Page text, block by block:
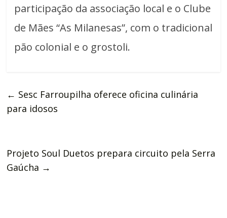
participação da associação local e o Clube
de Mães “As Milanesas”, com o tradicional
pão colonial e o grostoli.
← Sesc Farroupilha oferece oficina culinária
para idosos
Projeto Soul Duetos prepara circuito pela Serra
Gaúcha →